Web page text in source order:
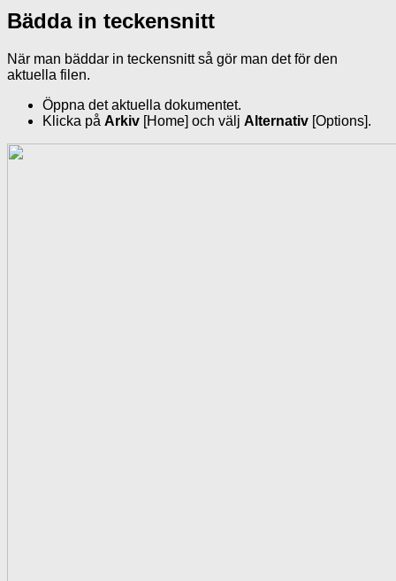
Bädda in teckensnitt
När man bäddar in teckensnitt så gör man det för den
aktuella filen.
Öppna det aktuella dokumentet.
Klicka på Arkiv [Home] och välj Alternativ [Options].